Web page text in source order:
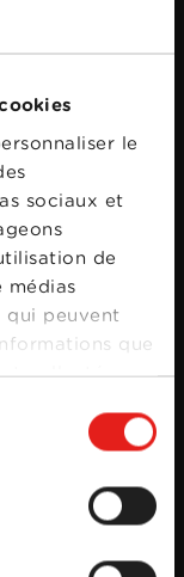
le
sociaux et
de
médias
qui peuvent
que
collectées